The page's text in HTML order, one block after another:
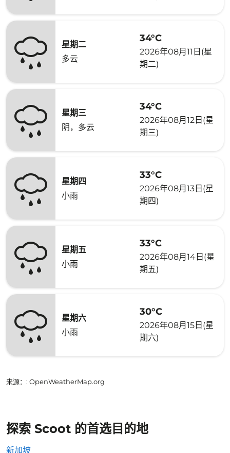
星期二
多云
34°C
2026年08月11日(星
期二)
星期三
阴，多云
34°C
2026年08月12日(星
期三)
星期四
小雨
33°C
2026年08月13日(星
期四)
星期五
小雨
33°C
2026年08月14日(星
期五)
星期六
小雨
30°C
2026年08月15日(星
期六)
来源： : OpenWeatherMap.org
探索 Scoot 的首选目的地
新加坡